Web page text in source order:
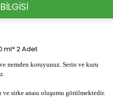
ml* 2 Adet
nemden koruyunuz. Serin ve kuru
sirke anası oluşumu görülmektedir.